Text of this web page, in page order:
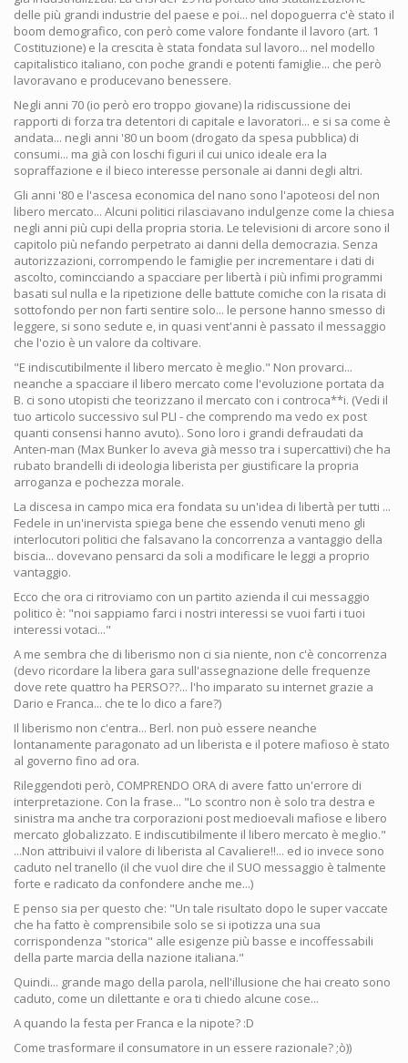
delle più grandi industrie del paese e poi... nel dopoguerra c'è stato il
boom demografico, con però come valore fondante il lavoro (art. 1
Costituzione) e la crescita è stata fondata sul lavoro... nel modello
capitalistico italiano, con poche grandi e potenti famiglie... che però
lavoravano e producevano benessere.
Negli anni 70 (io però ero troppo giovane) la ridiscussione dei
rapporti di forza tra detentori di capitale e lavoratori... e si sa come è
andata... negli anni '80 un boom (drogato da spesa pubblica) di
consumi... ma già con loschi figuri il cui unico ideale era la
sopraffazione e il bieco interesse personale ai danni degli altri.
Gli anni '80 e l'ascesa economica del nano sono l'apoteosi del non
libero mercato... Alcuni politici rilasciavano indulgenze come la chiesa
negli anni più cupi della propria storia. Le televisioni di arcore sono il
capitolo più nefando perpetrato ai danni della democrazia. Senza
autorizzazioni, corrompendo le famiglie per incrementare i dati di
ascolto, comincciando a spacciare per libertà i più infimi programmi
basati sul nulla e la ripetizione delle battute comiche con la risata di
sottofondo per non farti sentire solo... le persone hanno smesso di
leggere, si sono sedute e, in quasi vent'anni è passato il messaggio
che l'ozio è un valore da coltivare.
"E indiscutibilmente il libero mercato è meglio." Non provarci...
neanche a spacciare il libero mercato come l'evoluzione portata da
B. ci sono utopisti che teorizzano il mercato con i controca**i. (Vedi il
tuo articolo successivo sul PLI - che comprendo ma vedo ex post
quanti consensi hanno avuto).. Sono loro i grandi defraudati da
Anten-man (Max Bunker lo aveva già messo tra i supercattivi) che ha
rubato brandelli di ideologia liberista per giustificare la propria
arroganza e pochezza morale.
La discesa in campo mica era fondata su un'idea di libertà per tutti ...
Fedele in un'inervista spiega bene che essendo venuti meno gli
interlocutori politici che falsavano la concorrenza a vantaggio della
biscia... dovevano pensarci da soli a modificare le leggi a proprio
vantaggio.
Ecco che ora ci ritroviamo con un partito azienda il cui messaggio
politico è: "noi sappiamo farci i nostri interessi se vuoi farti i tuoi
interessi votaci..."
A me sembra che di liberismo non ci sia niente, non c'è concorrenza
(devo ricordare la libera gara sull'assegnazione delle frequenze
dove rete quattro ha PERSO??... l'ho imparato su internet grazie a
Dario e Franca... che te lo dico a fare?)
Il liberismo non c'entra... Berl. non può essere neanche
lontanamente paragonato ad un liberista e il potere mafioso è stato
al governo fino ad ora.
Rileggendoti però, COMPRENDO ORA di avere fatto un'errore di
interpretazione. Con la frase... "Lo scontro non è solo tra destra e
sinistra ma anche tra corporazioni post medioevali mafiose e libero
mercato globalizzato. E indiscutibilmente il libero mercato è meglio."
...Non attribuivi il valore di liberista al Cavaliere!!... ed io invece sono
caduto nel tranello (il che vuol dire che il SUO messaggio è talmente
forte e radicato da confondere anche me...)
E penso sia per questo che: "Un tale risultato dopo le super vaccate
che ha fatto è comprensibile solo se si ipotizza una sua
corrispondenza "storica" alle esigenze più basse e incoffessabili
della parte marcia della nazione italiana."
Quindi... grande mago della parola, nell'illusione che hai creato sono
caduto, come un dilettante e ora ti chiedo alcune cose...
A quando la festa per Franca e la nipote? :D
Come trasformare il consumatore in un essere razionale? ;ò))